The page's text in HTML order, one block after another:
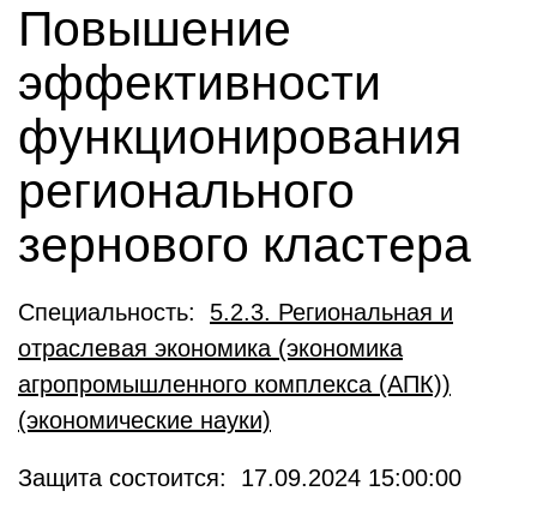
Повышение
эффективности
функционирования
регионального
зернового кластера
Специальность: 5.2.3. Региональная и
отраслевая экономика (экономика
агропромышленного комплекса (АПК))
(экономические науки)
Защита состоится: 17.09.2024 15:00:00